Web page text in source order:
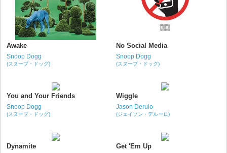
Awake
Snoop Dogg
(スヌープ・ドッグ)
No Social Media
Snoop Dogg
(スヌープ・ドッグ)
You and Your Friends
Snoop Dogg
(スヌープ・ドッグ)
Wiggle
Jason Derulo
(ジェイソン・デルーロ)
Dynamite Get 'Em Up